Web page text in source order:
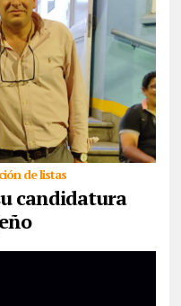
de listas
candidatura
“como criterio mínimo
una lista repartida entre el